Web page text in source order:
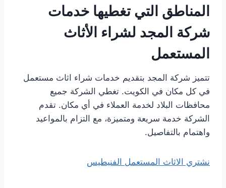
المناطق التي تغطيها خدمات
شركة المجد لشراء الأثاث
المستعمل
تتميز شركة المجد بتقديم خدمات شراء اثاث مستعمل
في كل مكان في الكويت. تغطي الشركة جميع
محافظات البلاد لخدمة العملاء في أي مكان. تقدم
الشركة خدمة سريعة ومتميزة، مع التزام بالمواعيد
واهتمام بالتفاصيل.
نشتري الاثاث المستعمل الفنيطيس